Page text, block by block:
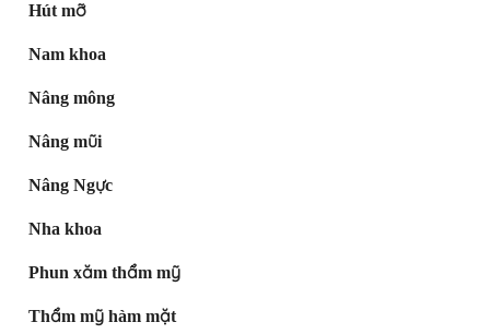
Hút mỡ
Nam khoa
Nâng mông
Nâng mũi
Nâng Ngực
Nha khoa
Phun xăm thẩm mỹ
Thẩm mỹ hàm mặt